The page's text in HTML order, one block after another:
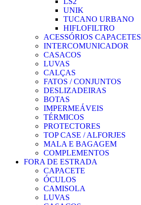
UNIK
TUCANO URBANO
HIFLOFILTRO
ACESSÓRIOS CAPACETES
INTERCOMUNICADOR
CASACOS
LUVAS
CALÇAS
FATOS / CONJUNTOS
DESLIZADEIRAS
BOTAS
IMPERMEÁVEIS
TÉRMICOS
PROTECTORES
TOP CASE / ALFORJES
MALA E BAGAGEM
COMPLEMENTOS
FORA DE ESTRADA
CAPACETE
ÓCULOS
CAMISOLA
LUVAS